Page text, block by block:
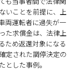
いことを前提に、上
両運転者に過失が一
た求償金は、法律上
ため返還対象になる
定された調停決定の
とした事例。